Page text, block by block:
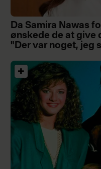
Da Samira Nawas
ønskede de at give
"Der var noget, jeg